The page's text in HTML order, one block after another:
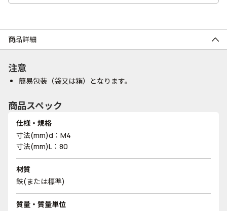
商品詳細
注意
簡易包装（袋又は箱）となります。
商品スペック
仕様・規格
寸法(mm)d：M4
寸法(mm)L：80
材質
鉄(または標準)
質量・質量単位